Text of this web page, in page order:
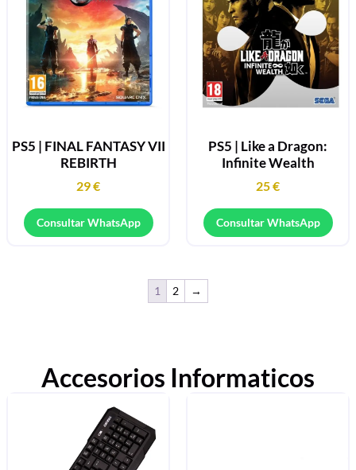
PS5 | FINAL FANTASY VII
REBIRTH
29€
Consultar WhatsApp
PS5 | Like a Dragon:
Infinite Wealth
25€
Consultar WhatsApp
1 2 →
Accesorios Informaticos